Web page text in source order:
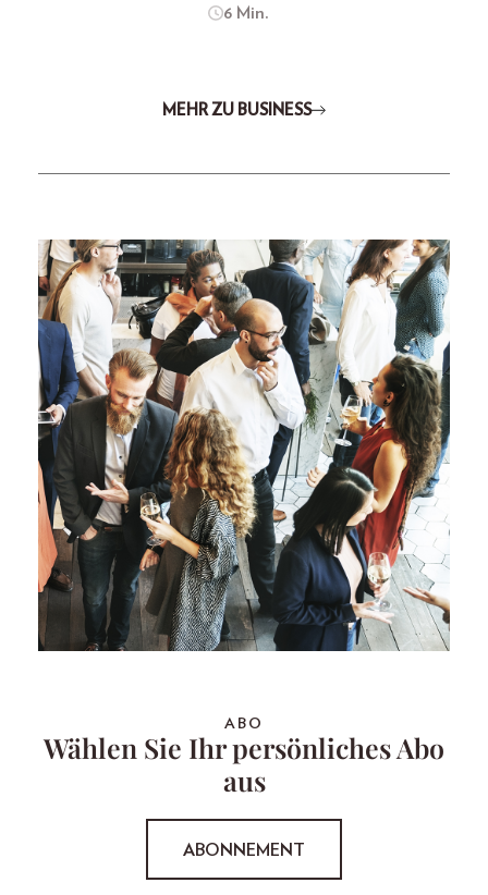
6 Min.
MEHR ZU BUSINESS
ABO
Wählen Sie Ihr persönliches Abo
aus
ABONNEMENT